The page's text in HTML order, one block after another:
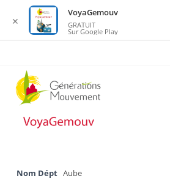
content
Nom Dépt Aube
✕
VoyaGemouv
GRATUIT
Sur Google Play